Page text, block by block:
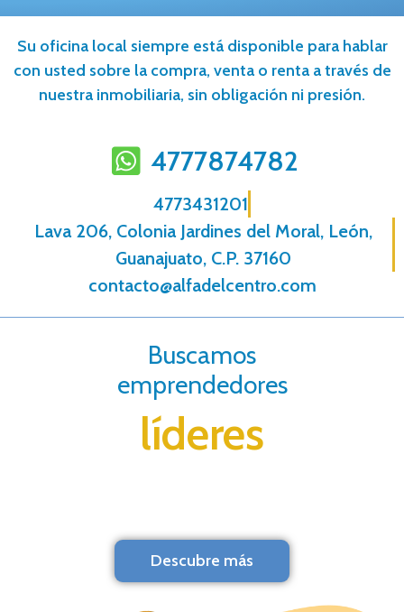
Su oficina local siempre está disponible para hablar
con usted sobre la compra, venta o renta a través de
nuestra inmobiliaria, sin obligación ni presión.
4777874782
4773431201
Lava 206, Colonia Jardines del Moral, León,
Guanajuato, C.P. 37160
contacto@alfadelcentro.com
Buscamos
emprendedores
líderes
Descubre más